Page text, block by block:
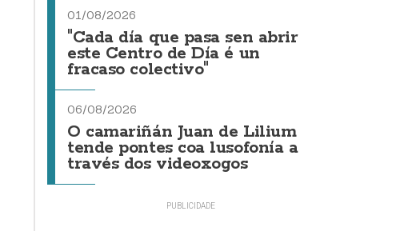
01/08/2026
"Cada día que pasa sen abrir
este Centro de Día é un
fracaso colectivo"
06/08/2026
O camariñán Juan de Lilium
tende pontes coa lusofonía a
través dos videoxogos